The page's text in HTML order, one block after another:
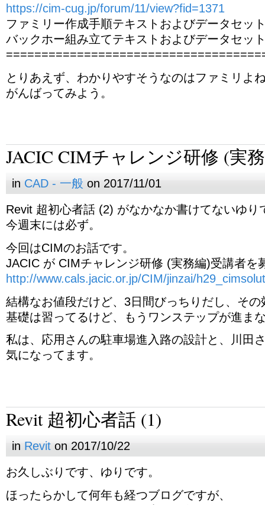
https://cim-cug.jp/forum/11/view?fid=1371
ファミリー作成手順テキストおよびデータセッ
バックホー組み立てテキストおよびデータセッ
とりあえず、わかりやすそうなのはファミリよ
がんばってみよう。
JACIC CIMチャレンジ研修 (実
in CAD - 一般 on 2017/11/01
Revit 超初心者話 (2) がなかなか書けてないゆり
今週末には必ず。
今回はCIMのお話です。
JACIC が CIMチャレンジ研修 (実務編)受講者を
http://www.cals.jacic.or.jp/CIM/jinzai/
結構なお値段だけど、3日間びっちりだし、そ
基礎は習ってるけど、もうワンステップが進ま
私は、応用さんの駐車場進入路の設計と、川田
気になってます。
Revit 超初心者話 (1)
in Revit on 2017/10/22
お久しぶりです、ゆりです。
ほったらかして何年も経つブログですが、